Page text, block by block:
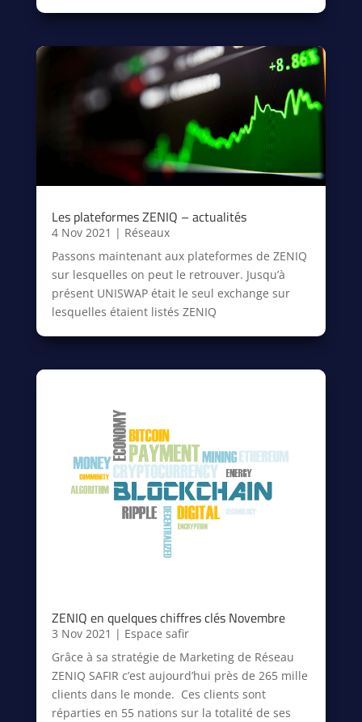
Les plateformes ZENIQ – actualités
4 Nov 2021 | Réseaux
Passons maintenant aux plateformes de ZENIQ
sur lesquelles on peut le retrouver. Jusqu’à
présent UNISWAP était le seul exchange sur
lesquelles étaient listés ZENIQ
ZENIQ en quelques chiffres clés Novembre
3 Nov 2021 | Espace safir
Grâce à sa stratégie de Marketing de Réseau
ZENIQ SAFIR c’est aujourd’hui près de 265 mille
clients dans le monde. Ces clients sont
réparties en 55 nations sur la totalité de ses